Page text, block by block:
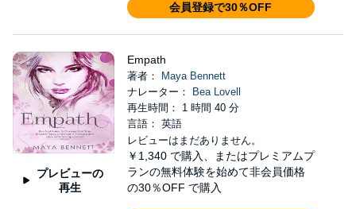
会員登録で30％OFF
プレビューの
再生
Empath
著者：
Maya Bennett
ナレーター：
Bea Lovell
再生時間： 1 時間 40 分
言語： 英語
レビューはまだありません。
￥1,340 で購入、またはプレミアムプ
ランの無料体験を始めて非会員価格
の30％OFF で購入